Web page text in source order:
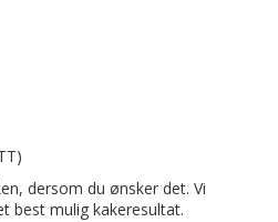
dersom du ønsker det. Vi
best mulig kakeresultat.